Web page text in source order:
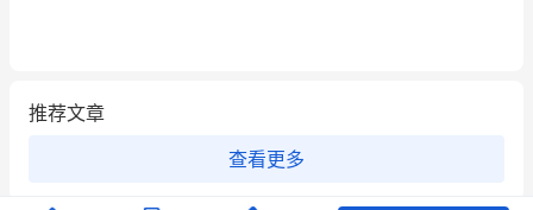
推荐文章
查看更多